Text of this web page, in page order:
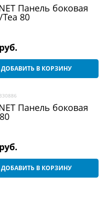
Панель боковая
80
руб.
ДОБАВИТЬ В КОРЗИНУ
Панель боковая
руб.
ДОБАВИТЬ В КОРЗИНУ